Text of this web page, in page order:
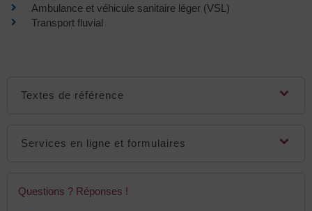
Ambulance et véhicule sanitaire léger (VSL)
Transport fluvial
Textes de référence
Services en ligne et formulaires
Questions ? Réponses !